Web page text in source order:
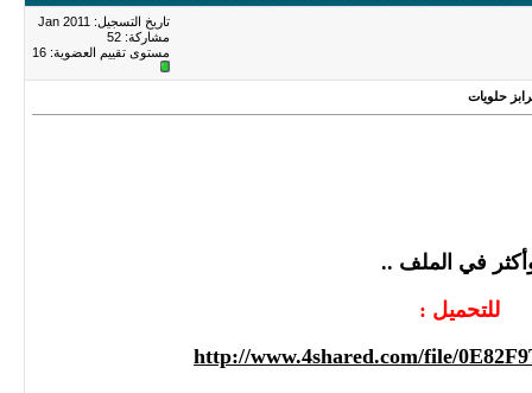
تاريخ التسجيل: Jan 2011
مشاركة: 52
مستوى تقييم العضوية: 16
حلويات
في الملف ..
للتحميل :
http://www.4shared.com/file/